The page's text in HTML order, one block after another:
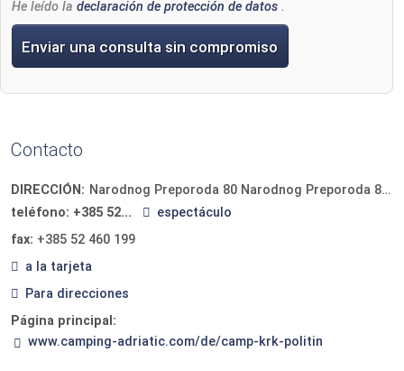
He leído la declaración de protección de datos .
Enviar una consulta sin compromiso
Contacto
DIRECCIÓN: Narodnog Preporoda 80 Narodnog Preporoda 80
teléfono: +385 52...
espectáculo
fax: +385 52 460 199
a la tarjeta
Para direcciones
Página principal:
www.camping-adriatic.com/de/camp-krk-politin